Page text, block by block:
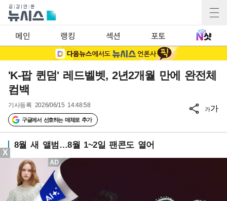
메인 랭킹 섹션 포토
'K-팝 퀸덤' 레드벨벳, 2년2개월 만에 완전체
컴백
기사등록 2026/06/15 14:48:58
구글에서 선호하는 매체로 추가
가가
8월 새 앨범…8월 1~2일 팬콘도 열어
X